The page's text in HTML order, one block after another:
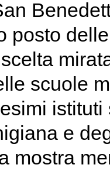
posto
scuole
e
mostra